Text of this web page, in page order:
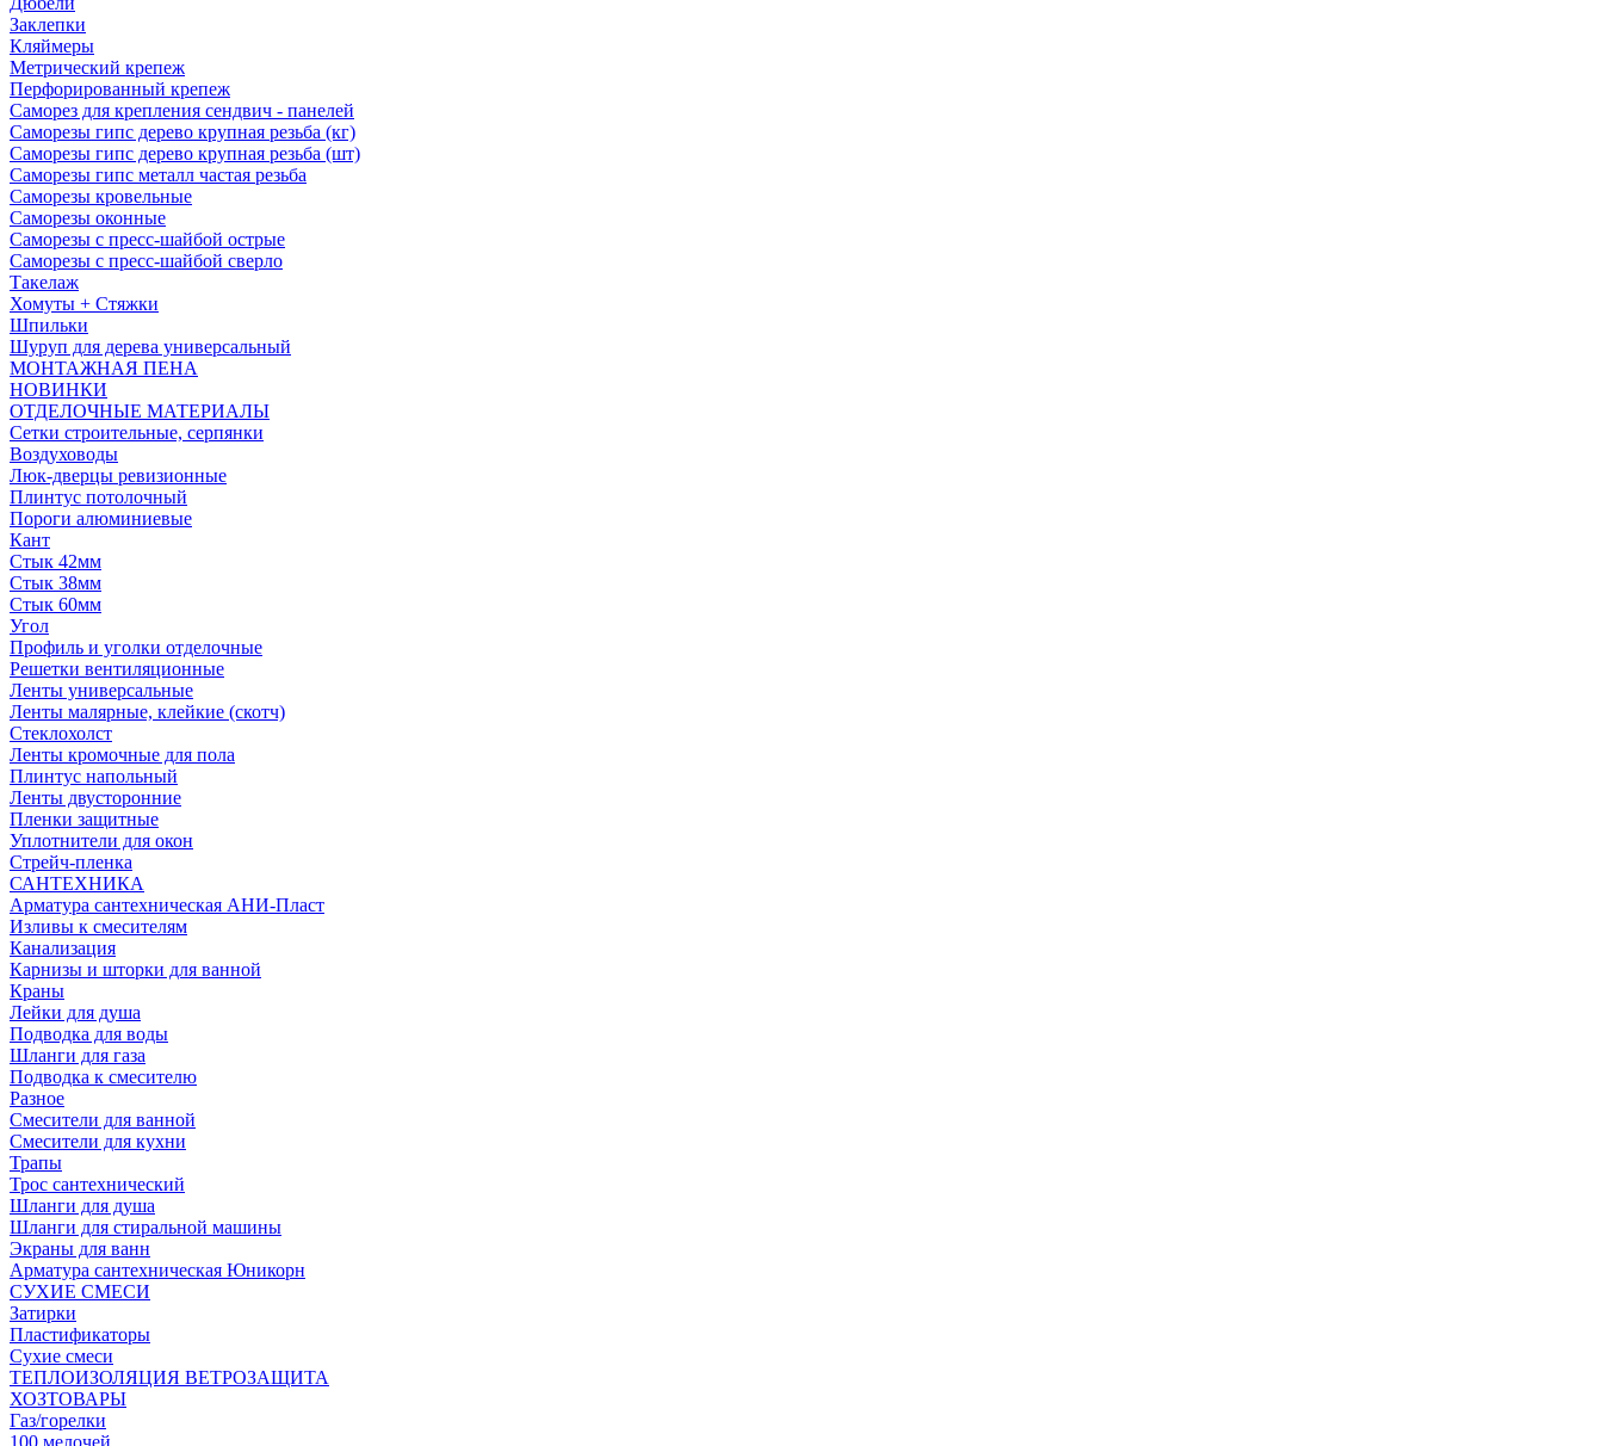
Заклепки
Кляймеры
Метрический крепеж
Перфорированный крепеж
Саморез для крепления сендвич - панелей
Саморезы гипс дерево крупная резьба (кг)
Саморезы гипс дерево крупная резьба (шт)
Саморезы гипс металл частая резьба
Саморезы кровельные
Саморезы оконные
Саморезы с пресс-шайбой острые
Саморезы с пресс-шайбой сверло
Такелаж
Хомуты + Стяжки
Шпильки
Шуруп для дерева универсальный
МОНТАЖНАЯ ПЕНА
НОВИНКИ
ОТДЕЛОЧНЫЕ МАТЕРИАЛЫ
Сетки строительные, серпянки
Воздуховоды
Люк-дверцы ревизионные
Плинтус потолочный
Пороги алюминиевые
Кант
Стык 42мм
Стык 38мм
Стык 60мм
Угол
Профиль и уголки отделочные
Решетки вентиляционные
Ленты универсальные
Ленты малярные, клейкие (скотч)
Стеклохолст
Ленты кромочные для пола
Плинтус напольный
Ленты двусторонние
Пленки защитные
Уплотнители для окон
Стрейч-пленка
САНТЕХНИКА
Арматура сантехническая АНИ-Пласт
Изливы к смесителям
Канализация
Карнизы и шторки для ванной
Краны
Лейки для душа
Подводка для воды
Шланги для газа
Подводка к смесителю
Разное
Смесители для ванной
Смесители для кухни
Трапы
Трос сантехнический
Шланги для душа
Шланги для стиральной машины
Экраны для ванн
Арматура сантехническая Юникорн
СУХИЕ СМЕСИ
Затирки
Пластификаторы
Сухие смеси
ТЕПЛОИЗОЛЯЦИЯ ВЕТРОЗАЩИТА
ХОЗТОВАРЫ
Газ/горелки
100 мелочей